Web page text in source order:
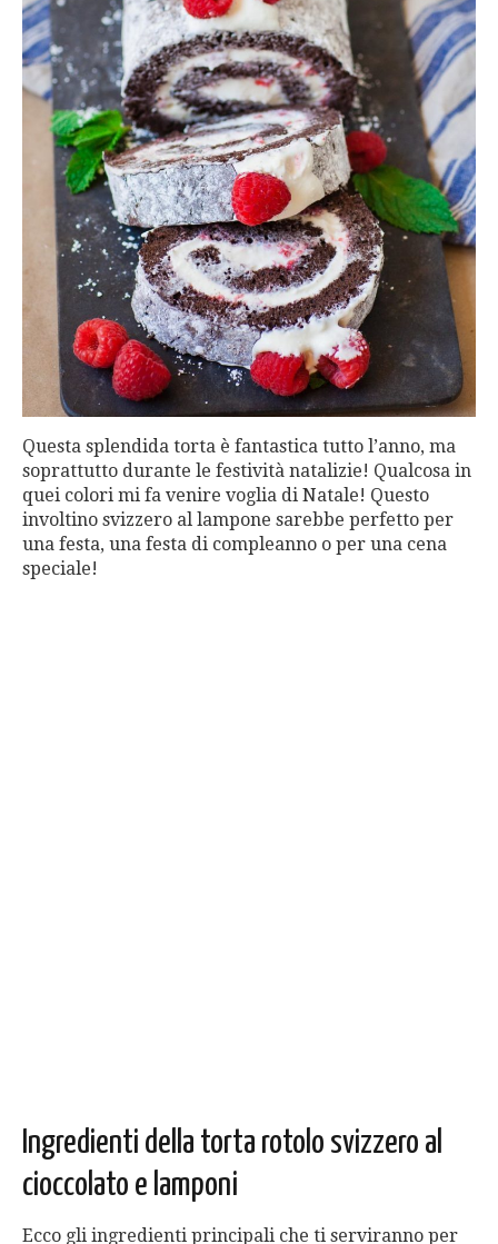
Questa splendida torta è fantastica tutto l’anno, ma
soprattutto durante le festività natalizie! Qualcosa in
quei colori mi fa venire voglia di Natale! Questo
involtino svizzero al lampone sarebbe perfetto per
una festa, una festa di compleanno o per una cena
speciale!
Ingredienti della torta rotolo svizzero al
cioccolato e lamponi
Ecco gli ingredienti principali che ti serviranno per